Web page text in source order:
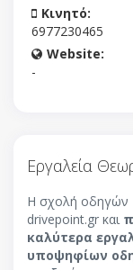
Κινητό:
6977230465
Website:
-
Εργαλεία
Η σχολή οδηγών
drivepoint.gr και
καλύτερα
υποψηφίων